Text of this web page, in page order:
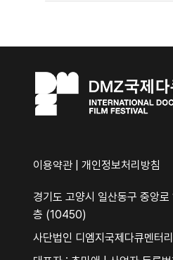
이용약관 개인정보처리방침
경기도 고양시 일산동구 중앙
층 (10450)
사단법인 디엠지국제다큐멘터